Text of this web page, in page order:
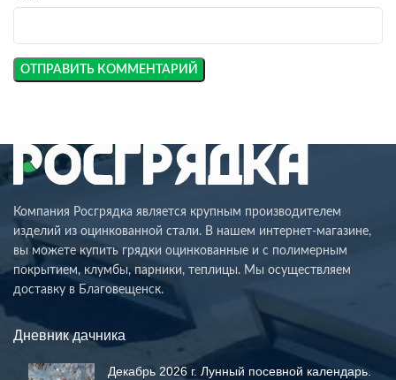
Компания Росгрядка является крупным производителем
изделий из оцинкованной стали. В нашем интернет-магазине,
вы можете купить грядки оцинкованные и с полимерным
покрытием, клумбы, парники, теплицы. Мы осуществляем
доставку в Благовещенск.
Дневник дачника
Декабрь 2026 г. Лунный посевной календарь.